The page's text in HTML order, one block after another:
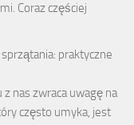
Coraz częściej
praktyczne
nas zwraca uwagę na
często umyka, jest